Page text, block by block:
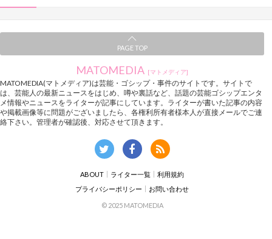
PAGE TOP
MATOMEDIA [マトメディア]
MATOMEDIA(マトメディア)は芸能・ゴシップ・事件のサイトです。サイトで
は、芸能人の最新ニュースをはじめ、噂や裏話など、話題の芸能ゴシップエンタ
メ情報やニュースをライターが記事にしています。ライターが書いた記事の内容
や掲載画像等に問題がございましたら、各権利所有者様本人が直接メールでご連
絡下さい。管理者が確認後、対応させて頂きます。
ABOUT ライター一覧
利用規約
プライバシーポリシー
お問い合わせ
© 2025 MATOMEDIA